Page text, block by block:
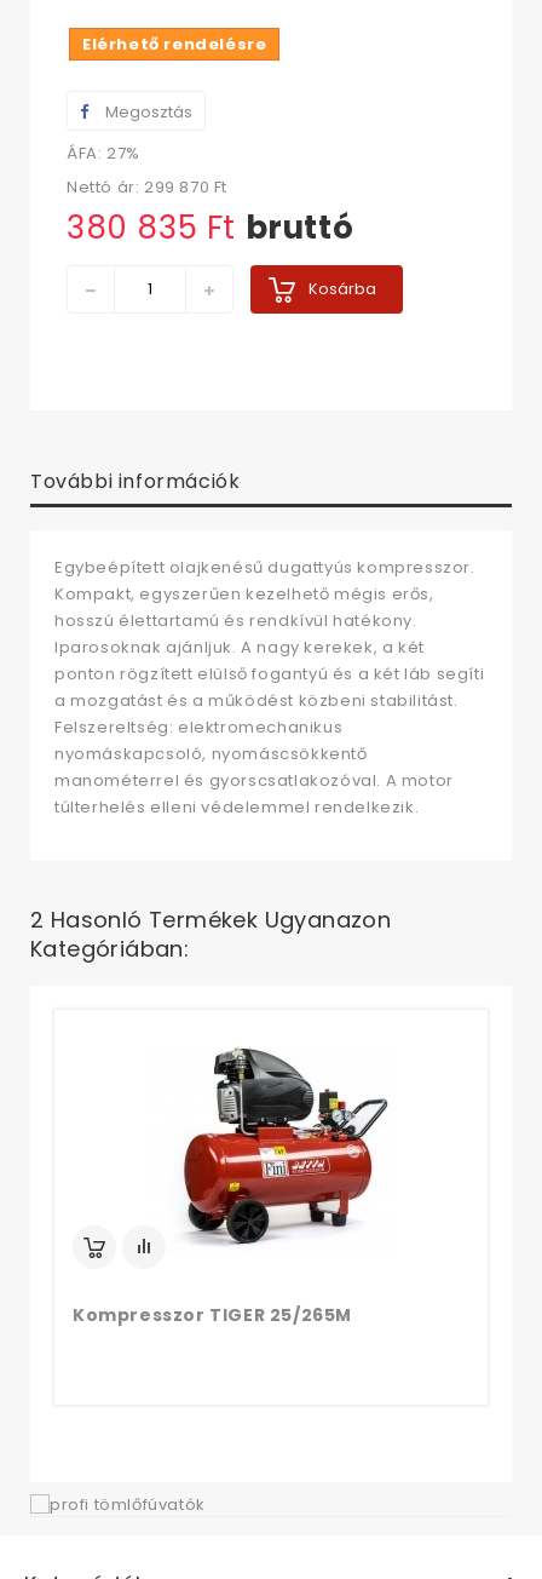
Elérhető rendelésre
Megosztás
ÁFA: 27%
Nettó ár: 299 870 Ft‎
380 835 Ft‎ bruttó
Kosárba
További információk
Egybeépített olajkenésű dugattyús kompresszor.
Kompakt, egyszerűen kezelhető mégis erős,
hosszú élettartamú és rendkívül hatékony.
Iparosoknak ajánljuk. A nagy kerekek, a két
ponton rögzített elülső fogantyú és a két láb segíti
a mozgatást és a működést közbeni stabilitást.
Felszereltség: elektromechanikus
nyomáskapcsoló, nyomáscsökkentő
manométerrel és gyorscsatlakozóval. A motor
túlterhelés elleni védelemmel rendelkezik.
2 Hasonló Termékek Ugyanazon
Kategóriában:
Kompresszor TIGER 25/265M